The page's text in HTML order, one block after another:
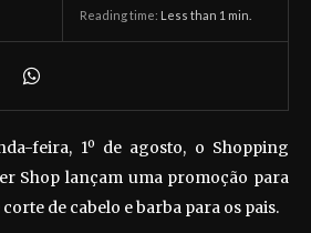
Reading time: Less than 1 min.
feira, 1º de agosto, o Shopping
Shop lançam uma promoção para
de cabelo e barba para os pais.